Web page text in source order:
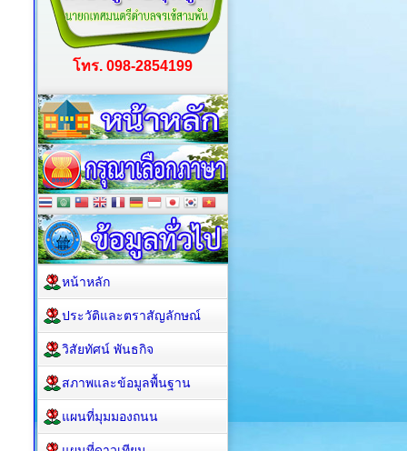
โทร. 098-2854199
หน้าหลัก
ประวัติและตราสัญลักษณ์
วิสัยทัศน์ พันธกิจ
สภาพและข้อมูลพื้นฐาน
แผนที่มุมมองถนน